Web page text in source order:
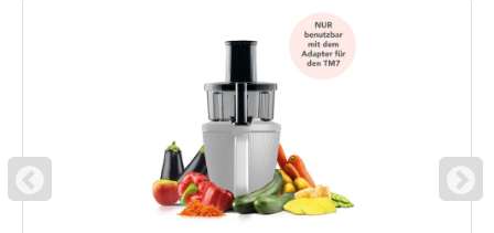
P
REVIOUS N
EXT